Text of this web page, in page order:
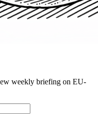
weekly briefing on EU-